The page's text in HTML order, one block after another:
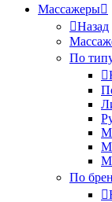
Массажеры
Назад
По
По